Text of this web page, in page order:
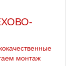
мoнтaж